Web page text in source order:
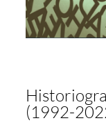
(1992-